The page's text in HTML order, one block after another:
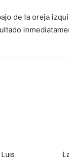
de la oreja